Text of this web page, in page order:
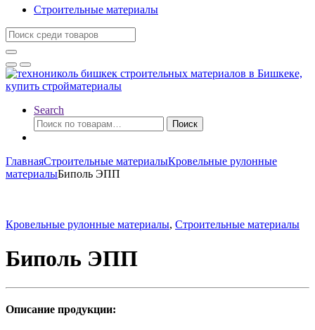
Строительные материалы
Search
for:
Search
Искать:
Поиск
ГлавнаяСтроительные материалыКровельные рулонные
материалыБиполь ЭПП
Кровельные рулонные материалы, Строительные материалы
Биполь ЭПП
Описание продукции: